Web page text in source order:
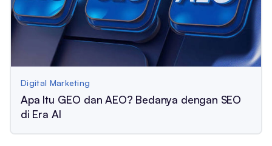
Digital Marketing
Apa Itu GEO dan AEO? Bedanya dengan SEO
di Era AI